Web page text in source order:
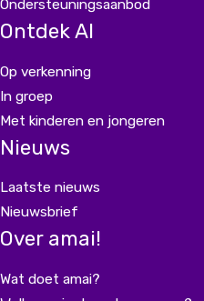
Ondersteuningsaanbod
Ontdek AI
Op verkenning
In groep
Met kinderen en jongeren
Nieuws
Laatste nieuws
Nieuwsbrief
Over amai!
Wat doet amai?